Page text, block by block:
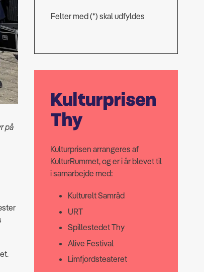
på
Felter med (*) skal udfyldes
Kulturprisen
Thy
Kulturprisen arrangeres af
KulturRummet, og er i år blevet til
i samarbejde med:
Kulturelt Samråd
URT
Spillestedet Thy
Alive Festival
Limfjordsteateret